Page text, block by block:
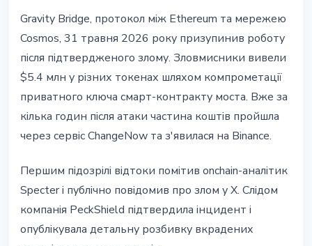
Gravity Bridge зупинений після
злому на $5.4 млн: компрометація
ключа контракту
31 травня 2026 р.4 хв читання
Наталія Дорофєєва
Gravity Bridge, протокол між Ethereum та мережею
Cosmos, 31 травня 2026 року призупинив роботу
після підтвердженого злому. Зловмисники вивели
$5.4 млн у різних токенах шляхом компрометації
приватного ключа смарт-контракту моста. Вже за
кілька годин після атаки частина коштів пройшла
через сервіс ChangeNow та з'явилася на Binance.
Першим підозрілі відтоки помітив onchain-аналітик
Specter і публічно повідомив про злом у X. Слідом
компанія PeckShield підтвердила інцидент і
опублікувала детальну розбивку вкрадених